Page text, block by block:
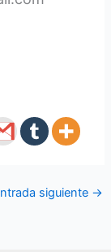
siguiente →